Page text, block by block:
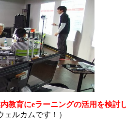
教育にeラーニングの活用を検
ルカムです！）